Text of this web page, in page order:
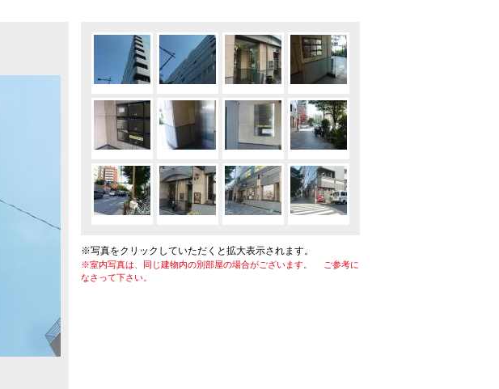
※写真をクリックしていただくと拡大表示されます。
※室内写真は、同じ建物内の別部屋の場合がございます。 ご参考に
なさって下さい。